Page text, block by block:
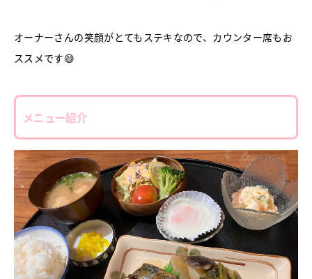
オーナーさんの笑顔がとてもステキなので、カウンター席もお
ススメです😄
メニュー紹介